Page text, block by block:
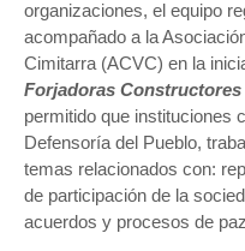
organizaciones, el equipo
acompañado a la
Cimitarra (ACVC) en la
Forjadoras Constructores
permitido que instituciones
Defensoría del Pueblo,
temas relacionados con:
de participación de la
acuerdos y procesos de